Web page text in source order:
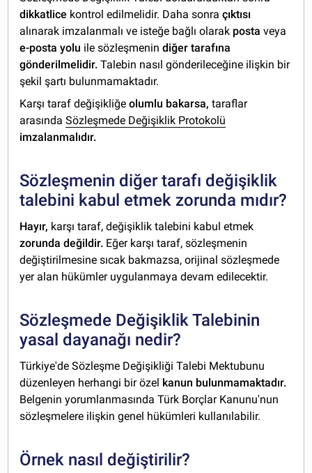
dikkatlice kontrol edilmelidir. Daha sonraçıktısı
alınarak imzalanmalı ve isteğe bağlı olarak posta veya
e-posta yolu ile sözleşmenindiğer tarafına
gönderilmelidir. Talebin nasıl gönderileceğine ilişkin bir
şekil şartı bulunmamaktadır.
Karşı taraf değişikliğeolumlu bakarsa, taraflar
arasındaSözleşmede Değişiklik Protokolü
imzalanmalıdır.
Sözleşmenin diğer tarafı değişiklik
talebini kabul etmek zorunda mıdır?
Hayır, karşı taraf, değişiklik talebini kabul etmek
zorunda değildir. Eğer karşı taraf, sözleşmenin
değiştirilmesine sıcak bakmazsa, orijinal sözleşmede
yer alan hükümler uygulanmaya devam edilecektir.
Sözleşmede Değişiklik Talebinin
yasal dayanağı nedir?
Türkiye'de Sözleşme Değişikliği Talebi Mektubunu
düzenleyen herhangi bir özel kanun bulunmamaktadır.
Belgenin yorumlanmasında Türk Borçlar Kanunu'nun
sözleşmelere ilişkin genel hükümleri kullanılabilir.
Örnek nasıl değiştirilir?